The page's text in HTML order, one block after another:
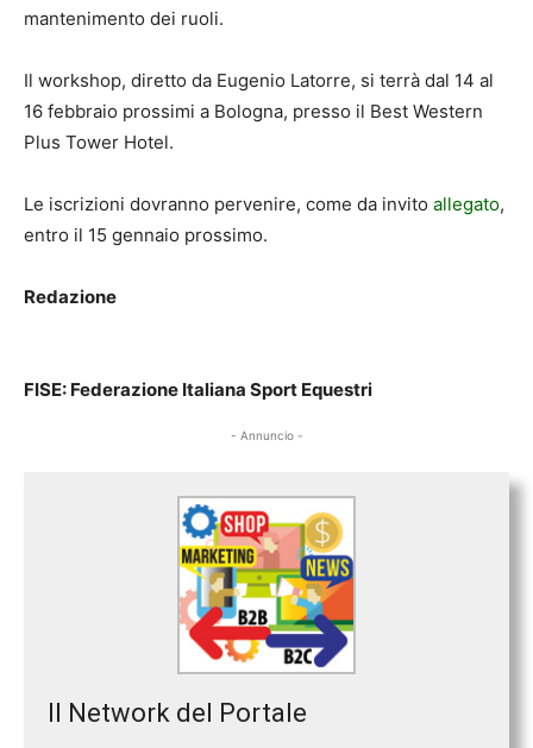
mantenimento dei ruoli.
Il workshop, diretto da Eugenio Latorre, si terrà dal 14 al
16 febbraio prossimi a Bologna, presso il Best Western
Plus Tower Hotel.
Le iscrizioni dovranno pervenire, come da invito allegato,
entro il 15 gennaio prossimo.
Redazione
FISE: Federazione Italiana Sport Equestri
- Annuncio -
Il Network del Portale